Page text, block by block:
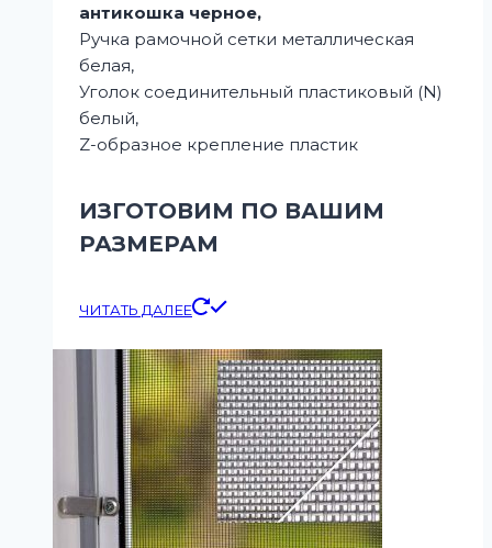
антикошка черное,
Ручка рамочной сетки металлическая
белая,
Уголок соединительный пластиковый (N)
белый,
Z-образное крепление пластик
ИЗГОТОВИМ ПО ВАШИМ
РАЗМЕРАМ
ЧИТАТЬ ДАЛЕЕ